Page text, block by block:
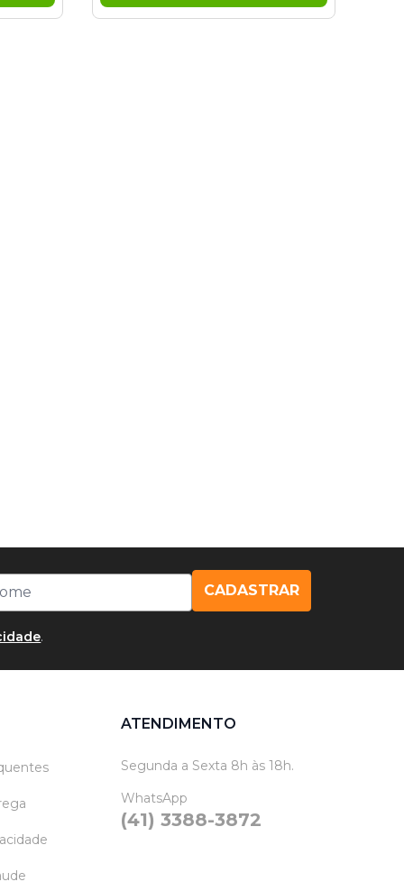
CADASTRAR
.
ATENDIMENTO
Segunda a Sexta 8h às 18h.
WhatsApp
(41) 3388-3872